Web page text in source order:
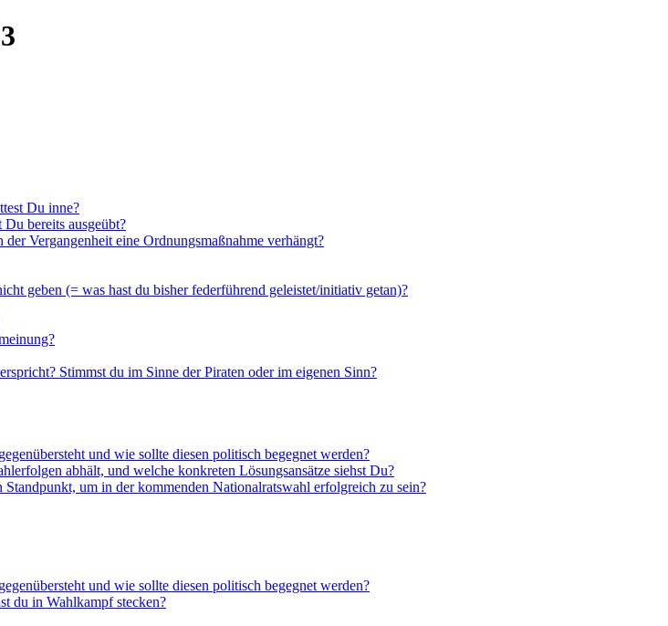
Du inne?
bereits ausgeübt?
Vergangenheit eine Ordnungsmaßnahme verhängt?
geben (= was hast du bisher federführend geleistet/initiativ getan)?
Stimmst du im Sinne der Piraten oder im eigenen Sinn?
und wie sollte diesen politisch begegnet werden?
abhält, und welche konkreten Lösungsansätze siehst Du?
um in der kommenden Nationalratswahl erfolgreich zu sein?
und wie sollte diesen politisch begegnet werden?
du in Wahlkampf stecken?